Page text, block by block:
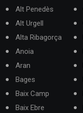
Alt Penedès
Alt Urgell
Alta Ribagorça
Anoia
Aran
Bages
Baix Camp
Baix Ebre